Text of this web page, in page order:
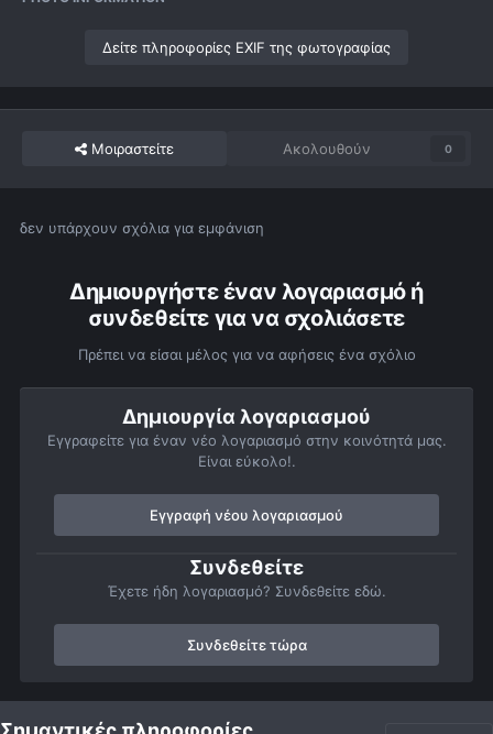
Δείτε πληροφορίες EXIF της φωτογραφίας
Μοιραστείτε Ακολουθούν 0
δεν υπάρχουν σχόλια για εμφάνιση
Δημιουργήστε έναν λογαριασμό ή
συνδεθείτε για να σχολιάσετε
Πρέπει να είσαι μέλος για να αφήσεις ένα σχόλιο
Δημιουργία λογαριασμού
Εγγραφείτε για έναν νέο λογαριασμό στην κοινότητά μας.
Είναι εύκολο!.
Εγγραφή νέου λογαριασμού
Συνδεθείτε
Έχετε ήδη λογαριασμό? Συνδεθείτε εδώ.
Συνδεθείτε τώρα
Αρχή Αστροφωτογραφίες Member Albums